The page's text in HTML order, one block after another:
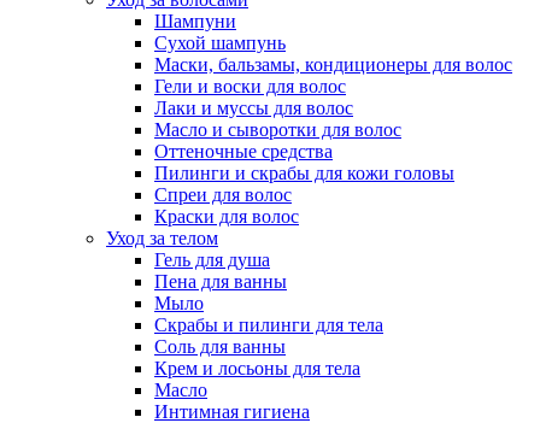
Шампуни
Сухой шампунь
Маски, бальзамы, кондиционеры для волос
Гели и воски для волос
Лаки и муссы для волос
Масло и сыворотки для волос
Оттеночные средства
Пилинги и скрабы для кожи головы
Спреи для волос
Краски для волос
Уход за телом
Гель для душа
Пена для ванны
Мыло
Скрабы и пилинги для тела
Соль для ванны
Крем и лосьоны для тела
Масло
Интимная гигиена